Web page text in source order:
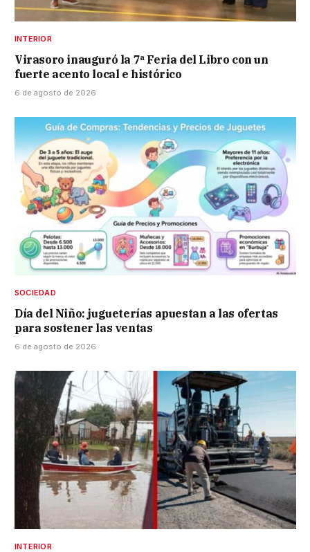
INTERIOR
Virasoro inauguró la 7ª Feria del Libro con un
fuerte acento local e histórico
6 de agosto de 2026
SOCIEDAD
Día del Niño: jugueterías apuestan a las ofertas
para sostener las ventas
6 de agosto de 2026
INTERIOR